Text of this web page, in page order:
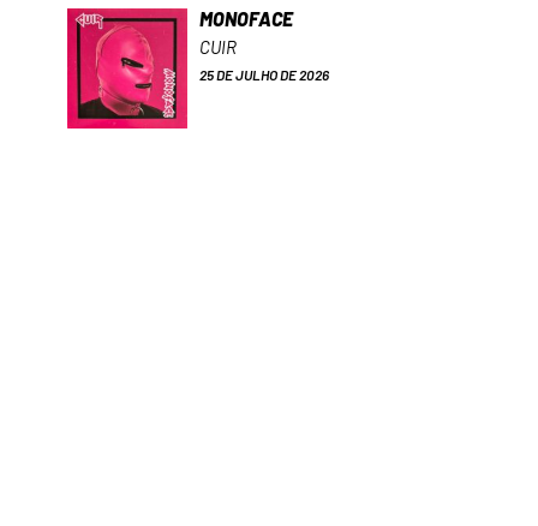
MONOFACE
CUIR
25 DE JULHO DE 2026